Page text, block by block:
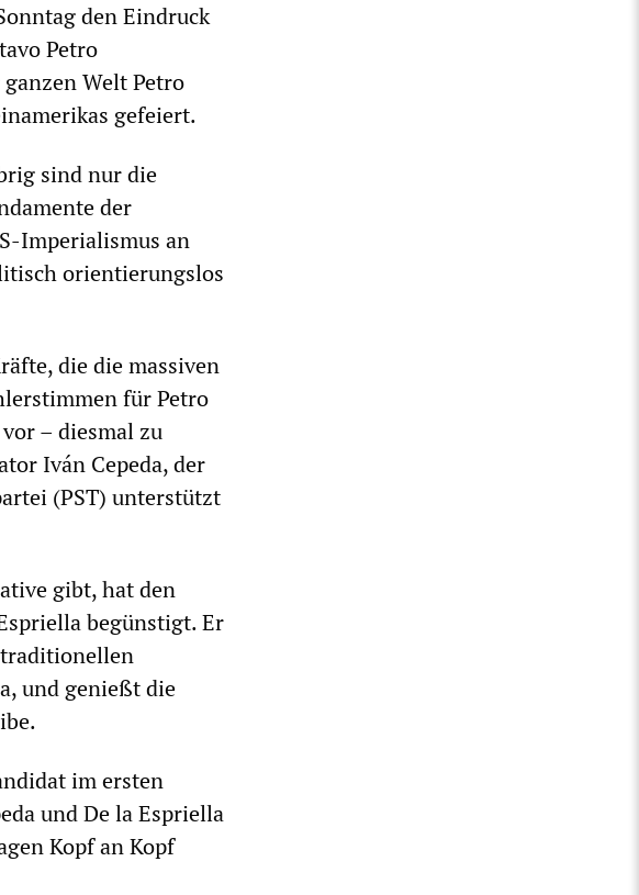
den Eindruck
Petro
Welt Petro
gefeiert.
sind nur die
der
Imperialismus an
orientierungslos
die die massiven
für Petro
– diesmal zu
Iván Cepeda, der
(PST) unterstützt
gibt, hat den
begünstigt. Er
und genießt die
im ersten
und De la Espriella
Kopf an Kopf